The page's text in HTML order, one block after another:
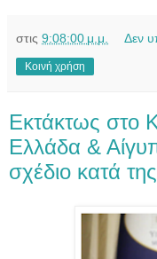
στις 9:08:00 μ.μ. Δεν
Κοινή χρήση
Εκτάκτως στο
Eλλάδα &
σχέδιο κατά